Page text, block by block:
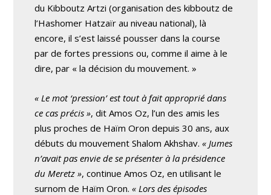
du Kibboutz Artzi (organisation des kibboutz de
l’Hashomer Hatzaïr au niveau national), là
encore, il s’est laissé pousser dans la course
par de fortes pressions ou, comme il aime à le
dire, par « la décision du mouvement. »
« Le mot ‘pression’ est tout à fait approprié dans
ce cas précis », dit Amos Oz, l’un des amis les
plus proches de Haïm Oron depuis 30 ans, aux
débuts du mouvement Shalom Akhshav.« Jumes
n’avait pas envie de se présenter à la présidence
du Meretz », continue Amos Oz, en utilisant le
surnom de Haïm Oron.« Lors des épisodes